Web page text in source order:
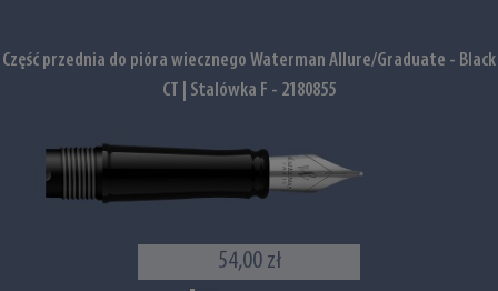
Część przednia do pióra wiecznego Waterman Allure/Graduate - Black
CT | Stalówka F - 2180855
54,00 zł